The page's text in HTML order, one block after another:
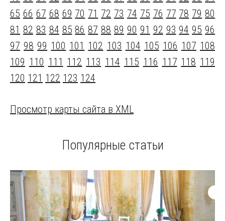
65 66 67 68 69 70 71 72 73 74 75 76 77 78 79 80
81 82 83 84 85 86 87 88 89 90 91 92 93 94 95 96
97 98 99 100 101 102 103 104 105 106 107 108
109 110 111 112 113 114 115 116 117 118 119
120 121 122 123 124
Просмотр карты сайта в XML
Популярные статьи